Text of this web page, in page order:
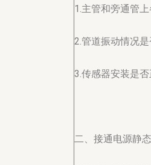
1.主管和旁通管
2.管道振动情况
3.传感器安装是
二、接通电源静